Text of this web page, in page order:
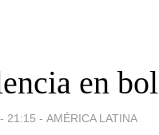
en
21:15 - AMÉRICA LATINA